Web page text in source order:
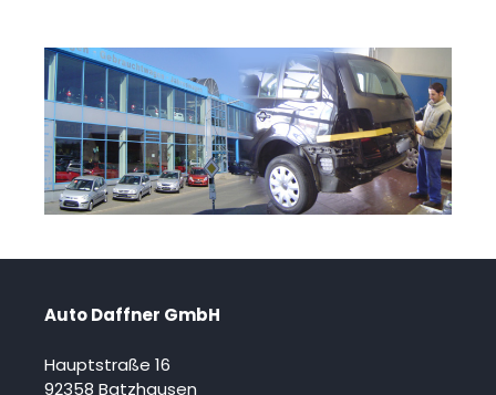
Auto Daffner GmbH
Hauptstraße 16
92358 Batzhausen